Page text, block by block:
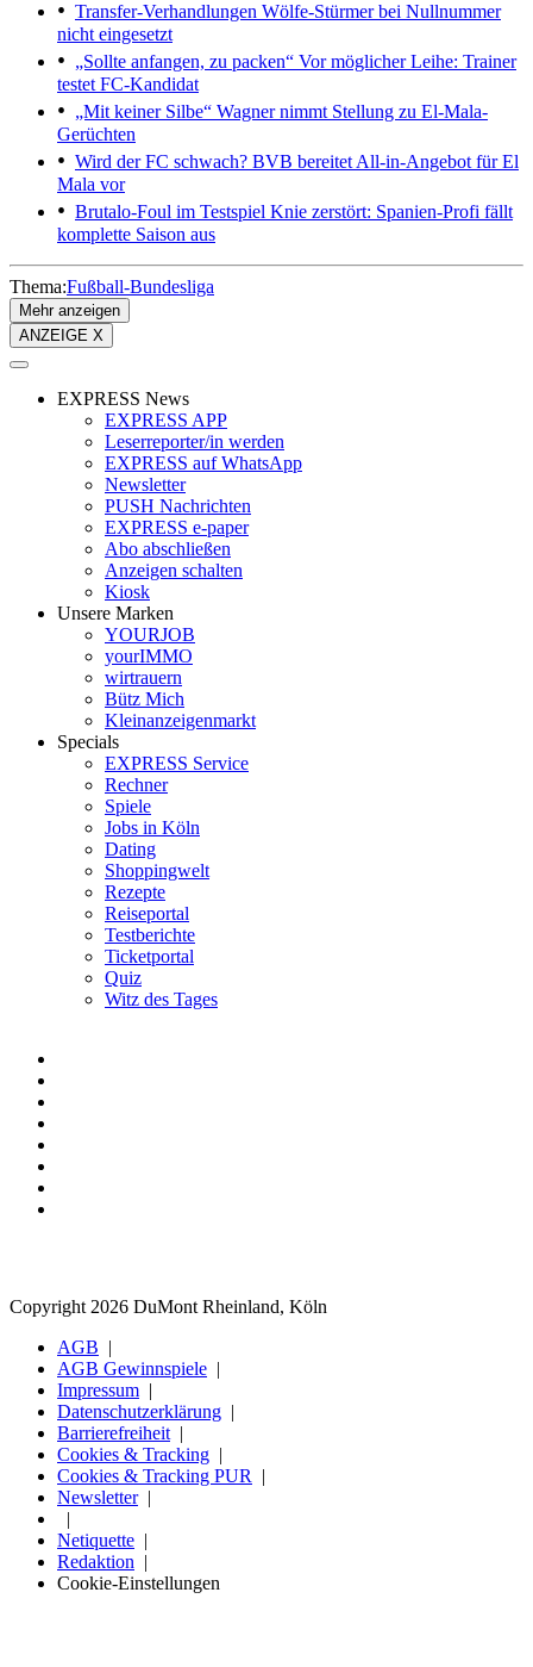
Transfer-Verhandlungen Wölfe-Stürmer bei Nullnummer
nicht eingesetzt
„Sollte anfangen, zu packen“ Vor möglicher Leihe: Trainer
testet FC-Kandidat
„Mit keiner Silbe“ Wagner nimmt Stellung zu El-Mala-
Gerüchten
Wird der FC schwach? BVB bereitet All-in-Angebot für El
Mala vor
Brutalo-Foul im Testspiel Knie zerstört: Spanien-Profi fällt
komplette Saison aus
Thema:Fußball-Bundesliga
Mehr anzeigen
ANZEIGE X
EXPRESS News
EXPRESS APP
Leserreporter/in werden
EXPRESS auf WhatsApp
Newsletter
PUSH Nachrichten
EXPRESS e-paper
Abo abschließen
Anzeigen schalten
Kiosk
Unsere Marken
YOURJOB
yourIMMO
wirtrauern
Bütz Mich
Kleinanzeigenmarkt
Specials
EXPRESS Service
Rechner
Spiele
Jobs in Köln
Dating
Shoppingwelt
Rezepte
Reiseportal
Testberichte
Ticketportal
Quiz
Witz des Tages
Copyright 2026 DuMont Rheinland, Köln
AGB
AGB Gewinnspiele
Impressum
Datenschutzerklärung
Barrierefreiheit
Cookies & Tracking
Cookies & Tracking PUR
Newsletter
Netiquette
Redaktion
Cookie-Einstellungen